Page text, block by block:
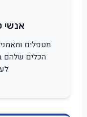
אנשי
מטפלים
הכלים שלהם